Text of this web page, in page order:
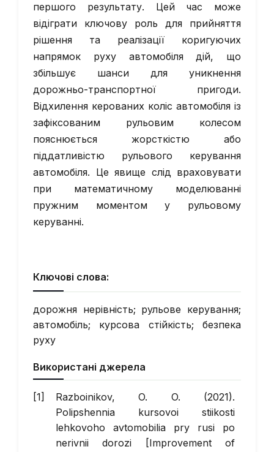
першого результату. Цей час може
відіграти ключову роль для прийняття
рішення та реалізації коригуючих
напрямок руху автомобіля дій, що
збільшує шанси для уникнення
дорожньо-транспортної пригоди.
Відхилення керованих коліс автомобіля із
зафіксованим рульовим колесом
пояснюється жорсткістю або
піддатливістю рульового керування
автомобіля. Це явище слід враховувати
при математичному моделюванні
пружним моментом у рульовому
керуванні.
Ключові слова:
дорожня нерівність; рульове керування;
автомобіль; курсова стійкість; безпека
руху
Використані джерела
Razboinikov, O. O. (2021).
Polipshennia kursovoi stiikosti
lehkovoho avtomobilia pry rusi po
nerivnii dorozi [Improvement of